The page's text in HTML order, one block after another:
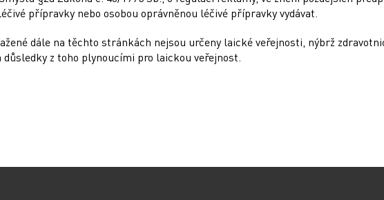
přípravky nebo osobou oprávněnou léčivé přípravky vydávat.
dále na těchto stránkách nejsou určeny laické veřejnosti, nýbrž
z toho plynoucími pro laickou veřejnost.